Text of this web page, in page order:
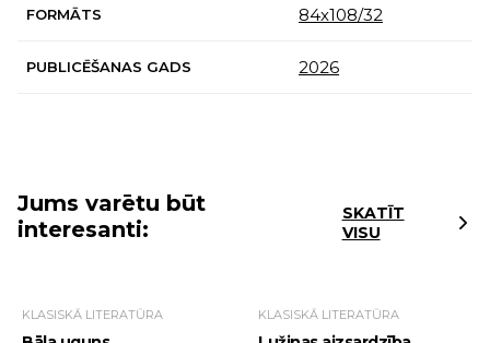
FORMĀTS 84х108/32
PUBLICĒŠANAS GADS 2026
Jums varētu būt
interesanti:
SKATĪT
VISU
KLASISKĀ LITERATŪRA KLASISKĀ LITERATŪRA